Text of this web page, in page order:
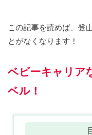
この記事を読めば、登
とがなくなります！
ベビーキャリア
ベル！